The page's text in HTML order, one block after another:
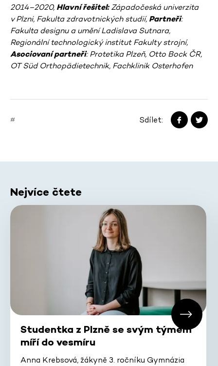
2014–2020, Hlavní řešitel:Západočeská univerzita
v Plzni, Fakulta zdravotnických studií, Partneři:
Fakulta designu a umění Ladislava Sutnara,
Regionální technologický institut Fakulty strojní,
Asociovaní partneři: Protetika Plzeň, Otto Bock ČR,
OT Süd Orthopädietechnik, Fachklinik Osterhofen
# Sdílet:
Nejvíce čtete
Studentka z Plzně se svým týmem
míří do vesmíru
Anna Krebsová, žákyně 3. ročníku Gymnázia